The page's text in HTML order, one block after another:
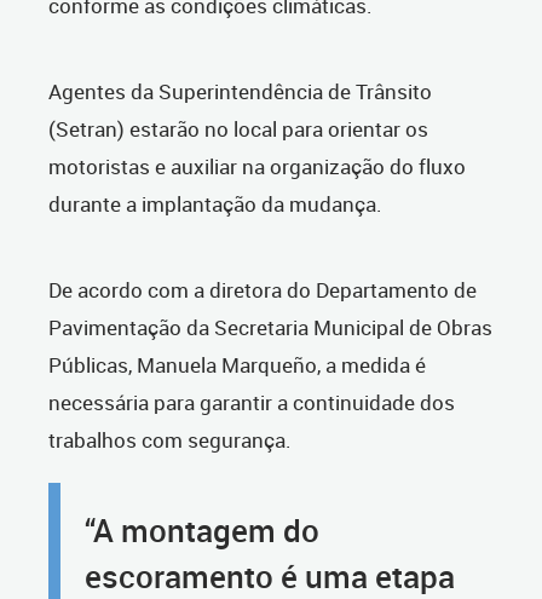
conforme as condições climáticas.
Agentes da Superintendência de Trânsito
(Setran) estarão no local para orientar os
motoristas e auxiliar na organização do fluxo
durante a implantação da mudança.
De acordo com a diretora do Departamento de
Pavimentação da Secretaria Municipal de Obras
Públicas, Manuela Marqueño, a medida é
necessária para garantir a continuidade dos
trabalhos com segurança.
“A montagem do
escoramento é uma etapa